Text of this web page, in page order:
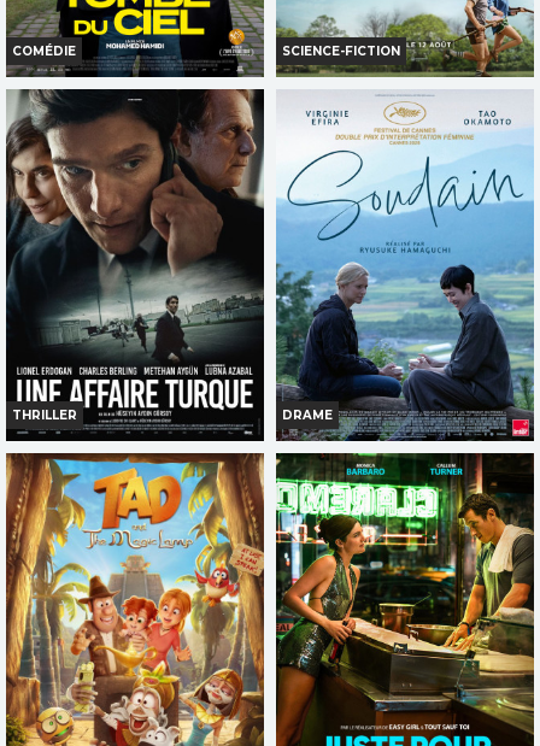
COMÉDIE
TOMBÉ DU CIEL
Horaires et Infos
Bande-annonce
Réservation
TOUT PUBLIC
SCIENCE-FICTION
LA FIN D'OAK STREET
Horaires et Infos
Bande-annonce
Réservation
AVERT. TOUT PUBLIC
THRILLER
UNE AFFAIRE TURQUE
Horaires et Infos
Bande-annonce
Réservation
TOUT PUBLIC
DRAME
SOUDAIN
Horaires et Infos
Bande-annonce
Réservation
TOUT PUBLIC